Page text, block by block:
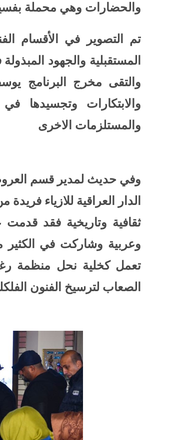
والحضارات وهي محملة
تم التصوير في الأقسام
المستقبلية والجهود
والتقى مخرج البرنامج
والابتكارات وتجسيدها
والمستلزمات الاخرى
وفي حديث لمدير قسم
الدار العراقية للازياء
وعربية وشاركت في الكثير
تعمل كخلية نحل منظمة رغم
الصعاب لترسيخ الفنون